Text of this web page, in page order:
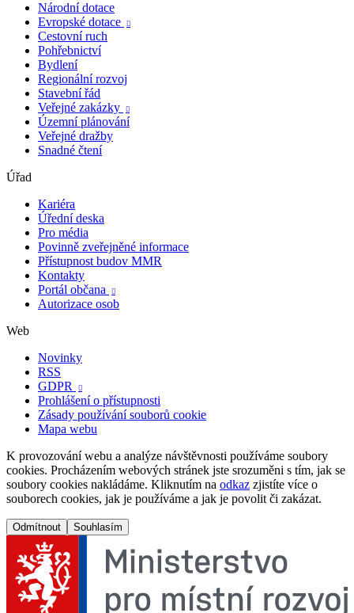
Národní dotace
Evropské dotace

Cestovní ruch
Pohřebnictví
Bydlení
Regionální rozvoj
Stavební řád
Veřejné zakázky

Územní plánování
Veřejné dražby
Snadné čtení
Úřad
Kariéra
Úřední deska
Pro média
Povinně zveřejněné informace
Přístupnost budov MMR
Kontakty
Portál občana

Autorizace osob
Web
Novinky
RSS
GDPR

Prohlášení o přístupnosti
Zásady používání souborů cookie
Mapa webu
K provozování webu a analýze návštěvnosti používáme soubory
cookies. Procházením webových stránek jste srozuměni s tím, jak se
soubory cookies nakládáme. Kliknutím na odkaz zjistíte více o
souborech cookies, jak je používáme a jak je povolit či zakázat.
Odmítnout Souhlasím